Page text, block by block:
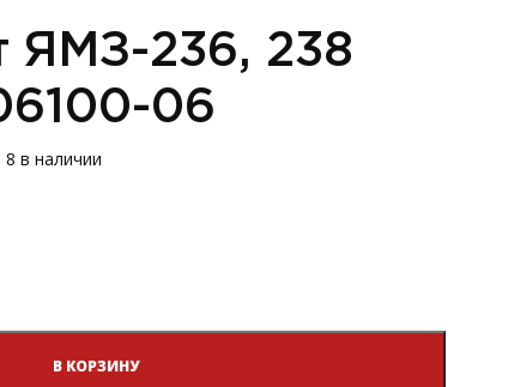
ЯМЗ-236, 238
06
8 в наличии
В КОРЗИНУ